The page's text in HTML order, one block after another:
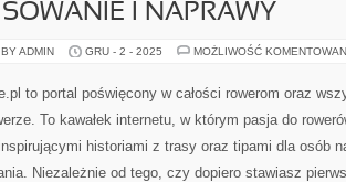
I NAPRAWY
ADMIN GRU - 2 - 2025 MOŻLIWOŚĆ
to portal poświęcony w całości rowerom oraz
To kawałek internetu, w którym pasja do
historiami z trasy oraz tipami dla osób
Niezależnie od tego, czy dopiero stawiasz